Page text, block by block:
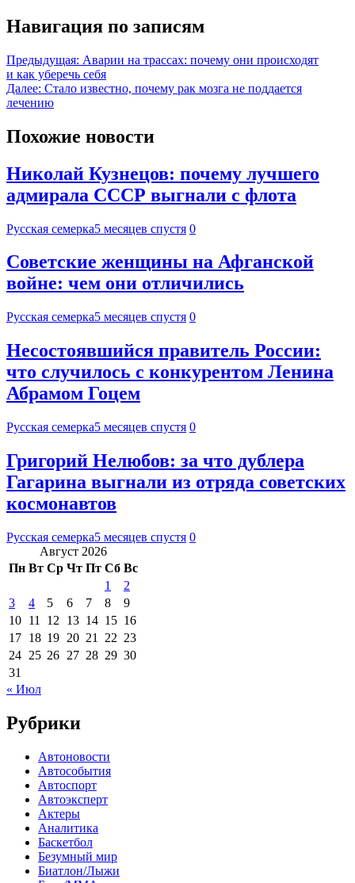
Навигация по записям
Предыдущая: Аварии на трассах: почему они происходят
и как уберечь себя
Далее: Стало известно, почему рак мозга не поддается
лечению
Похожие новости
Николай Кузнецов: почему лучшего
адмирала СССР выгнали с флота
Русская семерка5 месяцев спустя 0
Советские женщины на Афганской
войне: чем они отличились
Русская семерка5 месяцев спустя 0
Несостоявшийся правитель России:
что случилось с конкурентом Ленина
Абрамом Гоцем
Русская семерка5 месяцев спустя 0
Григорий Нелюбов: за что дублера
Гагарина выгнали из отряда советских
космонавтов
Русская семерка5 месяцев спустя 0
Август 2026
Пн Вт Ср Чт Пт Сб Вс
1
2
3
4 5 6 7 8
9
10 11 12 13 14 15 16
17 18 19 20 21 22 23
24 25 26 27 28 29 30
31
« Июл
Рубрики
Автоновости
Автособытия
Автоспорт
Автоэксперт
Актеры
Аналитика
Баскетбол
Безумный мир
Биатлон/Лыжи